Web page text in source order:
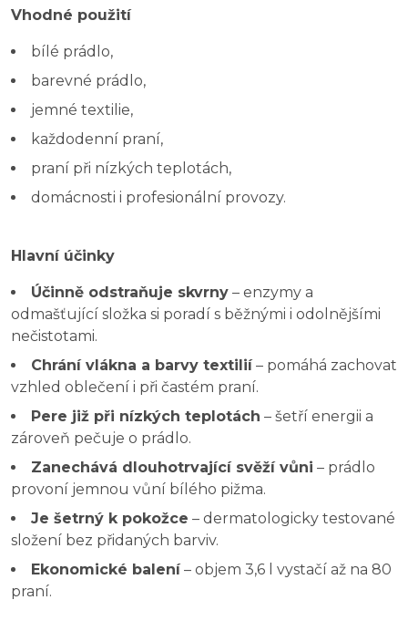
Vhodné použití
bílé prádlo,
barevné prádlo,
jemné textilie,
každodenní praní,
praní při nízkých teplotách,
domácnosti i profesionální provozy.
Hlavní účinky
Účinně odstraňuje skvrny – enzymy a
odmašťující složka si poradí s běžnými i odolnějšími
nečistotami.
Chrání vlákna a barvy textilií– pomáhá zachovat
vzhled oblečení i při častém praní.
Pere již při nízkých teplotách – šetří energii a
zároveň pečuje o prádlo.
Zanechává dlouhotrvající svěží vůni – prádlo
provoní jemnou vůní bílého pižma.
Je šetrný k pokožce – dermatologicky testované
složení bez přidaných barviv.
Ekonomické balení– objem 3,6 l vystačí až na 80
praní.